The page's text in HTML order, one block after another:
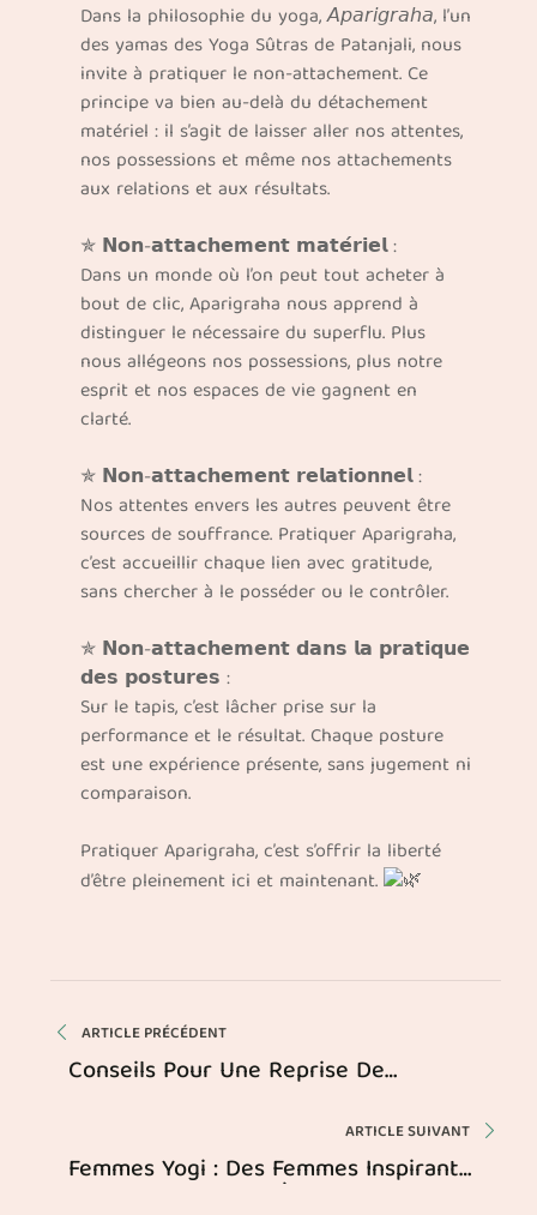
Dans la philosophie du yoga, 𝘈𝘱𝘢𝘳𝘪𝘨𝘳𝘢𝘩𝘢, l’un
des yamas des Yoga Sûtras de Patanjali, nous
invite à pratiquer le non-attachement. Ce
principe va bien au-delà du détachement
matériel : il s’agit de laisser aller nos attentes,
nos possessions et même nos attachements
aux relations et aux résultats.
✯ 𝗡𝗼𝗻-𝗮𝘁𝘁𝗮𝗰𝗵𝗲𝗺𝗲𝗻𝘁 𝗺𝗮𝘁𝗲́𝗿𝗶𝗲𝗹 :
Dans un monde où l’on peut tout acheter à
bout de clic, Aparigraha nous apprend à
distinguer le nécessaire du superflu. Plus
nous allégeons nos possessions, plus notre
esprit et nos espaces de vie gagnent en
clarté.
✯ 𝗡𝗼𝗻-𝗮𝘁𝘁𝗮𝗰𝗵𝗲𝗺𝗲𝗻𝘁 𝗿𝗲𝗹𝗮𝘁𝗶𝗼𝗻𝗻𝗲𝗹 :
Nos attentes envers les autres peuvent être
sources de souffrance. Pratiquer Aparigraha,
c’est accueillir chaque lien avec gratitude,
sans chercher à le posséder ou le contrôler.
✯ 𝗡𝗼𝗻-𝗮𝘁𝘁𝗮𝗰𝗵𝗲𝗺𝗲𝗻𝘁 𝗱𝗮𝗻𝘀 𝗹𝗮 𝗽𝗿𝗮𝘁𝗶𝗾𝘂𝗲
𝗱𝗲𝘀 𝗽𝗼𝘀𝘁𝘂𝗿𝗲𝘀 :
Sur le tapis, c’est lâcher prise sur la
performance et le résultat. Chaque posture
est une expérience présente, sans jugement ni
comparaison.
Pratiquer Aparigraha, c’est s’offrir la liberté
d’être pleinement ici et maintenant.
ARTICLE PRÉCÉDENT
Conseils Pour Une Reprise De
ARTICLE SUIVANT
Femmes Yogi : Des Femmes Inspirantes
À Travers L’histoire